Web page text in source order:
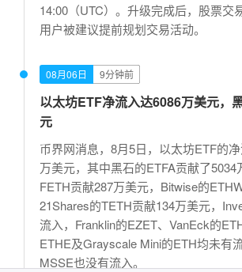
14:00（UTC）。升级完成后，股票交
用户被建议提前规划交易活动。
08月06日 9分钟前
以太坊ETF净流入达6086万美元，
元
币界网消息，8月5日，以太坊ETF的
万美元，其中黑石的ETFA贡献了5034
FETH贡献287万美元，Bitwise的
21Shares的TETH贡献134万美元，
流入，Franklin的EZET、VanEck的
ETHE及Grayscale Mini的ETH均未有
MSSE也没有流入。